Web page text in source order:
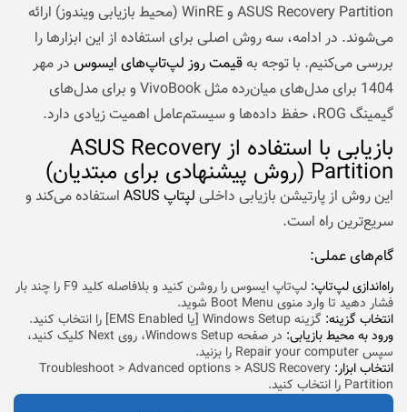
ASUS Recovery Partition و WinRE (محیط بازیابی ویندوز) ارائه
می‌شوند. در ادامه، سه روش اصلی برای استفاده از این ابزارها را
بررسی می‌کنیم. با توجه به قیمت روز لپ‌تاپ‌های ایسوس در مهر
1404 برای مدل‌های میان‌رده مثل VivoBook و برای مدل‌های
گیمینگ ROG، حفظ داده‌ها و سیستم‌عامل اهمیت زیادی دارد.
بازیابی با استفاده از ASUS Recovery
Partition (روش پیشنهادی برای مبتدیان)
این روش از پارتیشن بازیابی داخلی لپتاپ ASUS
استفاده می‌کند و
سریع‌ترین راه است.
گام‌های عملی:
راه‌اندازی لپ‌تاپ:
لپ‌تاپ ایسوس را روشن کنید و بلافاصله کلید F9 را چند بار
فشار دهید تا وارد منوی Boot Menu شوید.
انتخاب گزینه: گزینه Windows Setup [یا EMS Enabled] را انتخاب کنید.
ورود به محیط بازیابی:
در صفحه Windows Setup، روی Next کلیک کنید،
سپس Repair your computer را بزنید.
انتخاب ابزار: Troubleshoot > Advanced options > ASUS Recovery
Partition را انتخاب کنید.